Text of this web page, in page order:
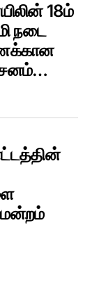
18ம்
நடை